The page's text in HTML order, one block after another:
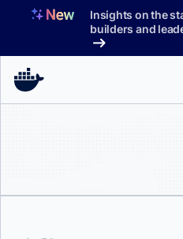
へ
Insights on the
builders and
サポート